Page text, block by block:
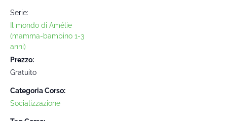
Serie:
Il mondo di Amélie
(mamma-bambino 1-3
anni)
Prezzo:
Gratuito
Categoria Corso:
Socializzazione